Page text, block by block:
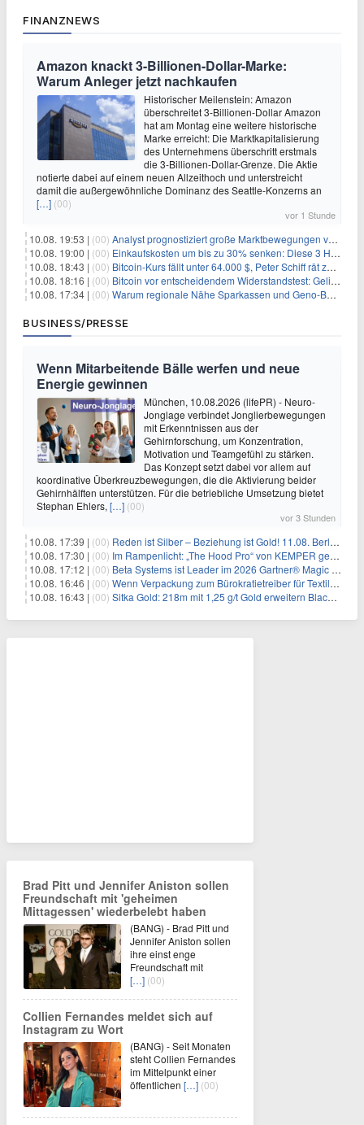
FINANZNEWS
Amazon knackt 3-Billionen-Dollar-Marke:
Warum Anleger jetzt nachkaufen
Historischer Meilenstein: Amazon
überschreitet 3-Billionen-Dollar Amazon
hat am Montag eine weitere historische
Marke erreicht: Die Marktkapitalisierung
des Unternehmens überschritt erstmals
die 3-Billionen-Dollar-Grenze. Die Aktie
notierte dabei auf einem neuen Allzeithoch und unterstreicht
damit die außergewöhnliche Dominanz des Seattle-Konzerns an
[…] (00)
vor 1 Stunde
10.08. 19:53 | (00) Analyst prognostiziert große Marktbewegungen vor Q4 in ruhigem Kryptomarkt
10.08. 19:00 | (00) Einkaufskosten um bis zu 30% senken: Diese 3 Hebel funktionieren wirklich
10.08. 18:43 | (00) Bitcoin-Kurs fällt unter 64.000 $, Peter Schiff rät zum Verkauf
10.08. 18:16 | (00) Bitcoin vor entscheidendem Widerstandstest: Gelingt der Durchbruch?
10.08. 17:34 | (00) Warum regionale Nähe Sparkassen und Geno-Banken verwundbar macht
BUSINESS/PRESSE
Wenn Mitarbeitende Bälle werfen und neue
Energie gewinnen
München, 10.08.2026 (lifePR) - Neuro-
Jonglage verbindet Jonglierbewegungen
mit Erkenntnissen aus der
Gehirnforschung, um Konzentration,
Motivation und Teamgefühl zu stärken.
Das Konzept setzt dabei vor allem auf
koordinative Überkreuzbewegungen, die die Aktivierung beider
Gehirnhälften unterstützen. Für die betriebliche Umsetzung bietet
Stephan Ehlers, […] (00)
vor 3 Stunden
10.08. 17:39 | (00) Reden ist Silber – Beziehung ist Gold! 11.08. Berlin – 18:30 Uhr
10.08. 17:30 | (00) Im Rampenlicht: „The Hood Pro“ von KEMPER gewinnt den Red Dot Design Award 2026
10.08. 17:12 | (00) Beta Systems ist Leader im 2026 Gartner® Magic Quadrant™ für Service Orchestration and Automation Platforms (SOAP)
10.08. 16:46 | (00) Wenn Verpackung zum Bürokratietreiber für Textilunternehmen wird
10.08. 16:43 | (00) Sitka Gold: 218m mit 1,25 g/t Gold erweitern Blackjack massiv
Brad Pitt und Jennifer Aniston sollen
Freundschaft mit 'geheimen
Mittagessen' wiederbelebt haben
(BANG) - Brad Pitt und
Jennifer Aniston sollen
ihre einst enge
Freundschaft mit
[…] (00)
Collien Fernandes meldet sich auf
Instagram zu Wort
(BANG) - Seit Monaten
steht Collien Fernandes
im Mittelpunkt einer
öffentlichen […] (00)